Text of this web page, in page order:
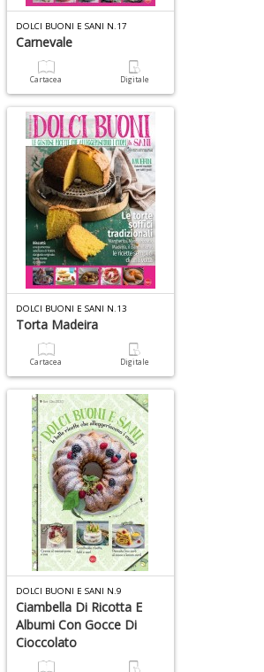
DOLCI BUONI E SANI N.17
Carnevale
Cartacea Digitale
DOLCI BUONI E SANI N.13
Torta Madeira
Cartacea Digitale
DOLCI BUONI E SANI N.9
Ciambella Di Ricotta E
Albumi Con Gocce Di
Cioccolato